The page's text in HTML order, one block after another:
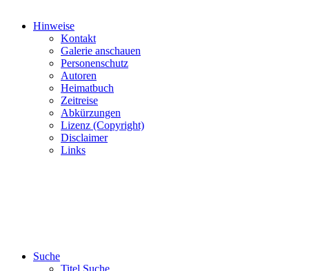
Hinweise
Kontakt
Galerie anschauen
Personenschutz
Autoren
Heimatbuch
Zeitreise
Abkürzungen
Lizenz (Copyright)
Disclaimer
Links
Suche
Titel Suche